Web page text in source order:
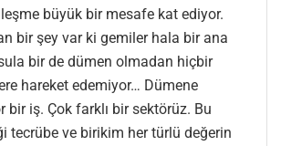
büyük bir mesafe kat ediyor.
bir şey var ki gemiler hala bir ana
bir de dümen olmadan hiçbir
hareket edemiyor… Dümene
bir iş. Çok farklı bir sektörüz. Bu
tecrübe ve birikim her türlü değerin